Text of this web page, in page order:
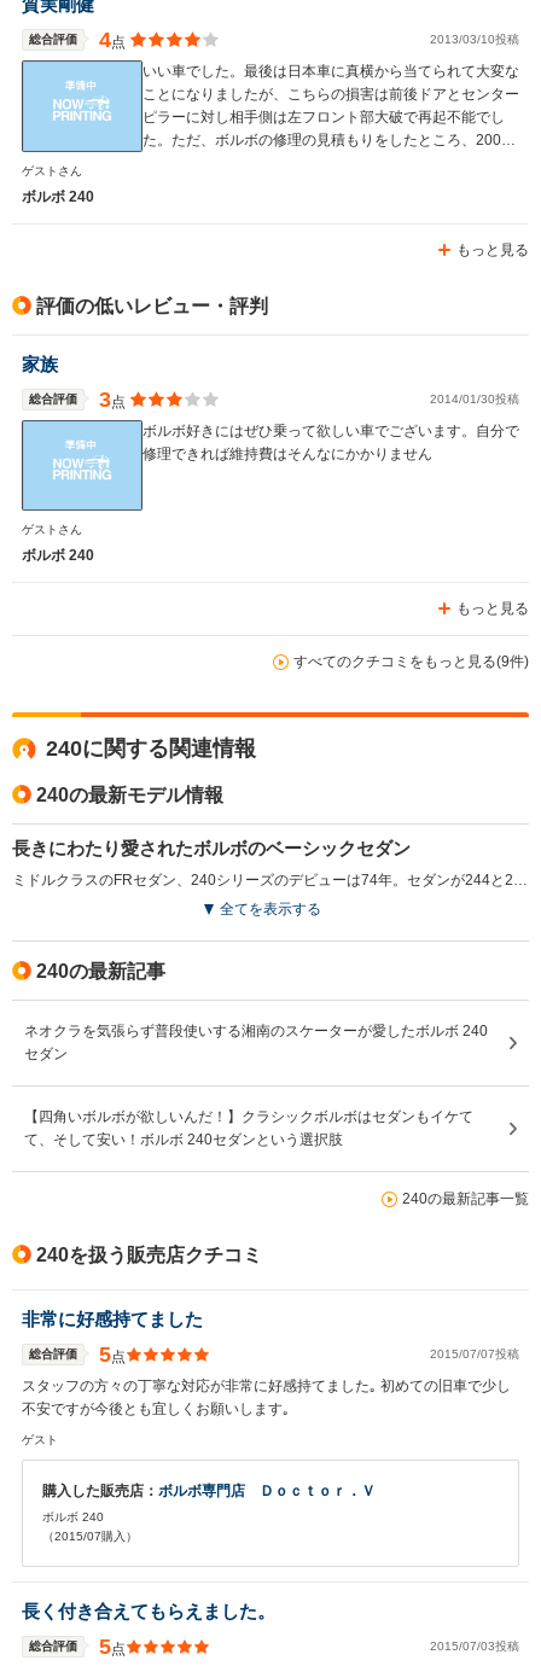
質実剛健
総合評価 4点 2013/03/10投稿
いい車でした。最後は日本車に真横から当てられて大変な
ことになりましたが、こちらの損害は前後ドアとセンター
ピラーに対し相手側は左フロント部大破で再起不能でし
た。ただ、ボルボの修理の見積もりをしたところ、200万
ゲストさん
ボルボ 240
もっと見る
評価の低いレビュー・評判
家族
総合評価 3点 2014/01/30投稿
ボルボ好きにはぜひ乗って欲しい車でございます。自分で
修理できれば維持費はそんなにかかりません
ゲストさん
ボルボ 240
もっと見る
すべてのクチコミをもっと見る(9件)
240に関する関連情報
240の最新モデル情報
長きにわたり愛されたボルボのベーシックセダン
ミドルクラスのFRセダン、240シリーズのデビューは74年。セダンが244と264と呼ばれた。これはボルボが83年までシリーズ名＋エンジン気筒数＋ドア数、という法則に従って車名をつけていたからだ。つまり、244は200シリーズの4気筒エンジン、ドア数4枚＝セダン、という具合。240シリーズが画期的であったのは、ボルボ＝安全車というイメージを決定づけたことにある。大きなフロントバンパーはショック吸収式で、72年に発表したボルボの安全装備コンセプトカーから採り入れたものだ。80年代以降は2.3Lの直4をメインユニットとし、1.7Lの直4を搭載するモデルも存在する。(1989.10)
全てを表示する
240の最新記事
ネオクラを気張らず普段使いする湘南のスケーターが愛したボルボ 240
セダン
【四角いボルボが欲しいんだ！】クラシックボルボはセダンもイケて
て、そして安い！ボルボ 240セダンという選択肢
240の最新記事一覧
240を扱う販売店クチコミ
非常に好感持てました
総合評価 5点 2015/07/07投稿
スタッフの方々の丁寧な対応が非常に好感持てました｡ 初めての旧車で少し
不安ですが今後とも宜しくお願いします｡
ゲスト
購入した販売店： ボルボ専門店 Ｄｏｃｔｏｒ．Ｖ
ボルボ 240
（2015/07購入）
長く付き合えてもらえました。
総合評価 5点 2015/07/03投稿